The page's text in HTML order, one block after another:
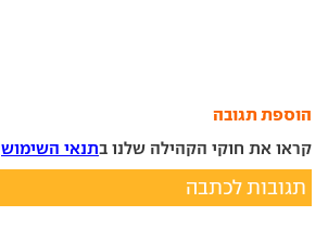
הוספת תגובה
קראו את חוקי הקהילה שלנו בתנאי השימוש
תגובות לכתבה